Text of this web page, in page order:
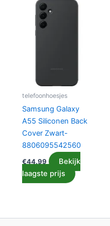
telefoonhoesjes
Samsung Galaxy
A55 Siliconen Back
Cover Zwart-
8806095542560
€44.99
Bekijk
laagste prijs